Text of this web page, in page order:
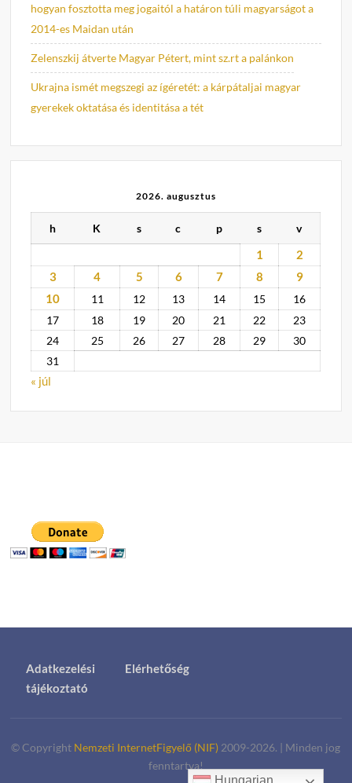
hogyan fosztotta meg jogaitól a határon túli magyarságot a
2014-es Maidan után
Zelenszkij átverte Magyar Pétert, mint sz.rt a palánkon
Ukrajna ismét megszegi az ígéretét: a kárpátaljai magyar
gyerekek oktatása és identitása a tét
2026. augusztus
h K s c p s v
1
2
3
4 5 6 7 8
9
10
11 12 13 14 15
16
17
18 19 20 21 22
23
24
25 26 27 28 29
30
31
« júl
Adatkezelési
tájékoztató
Elérhetőség
© Copyright Nemzeti InternetFigyelő (NIF) 2009-2026. | Minden jog
fenntartva!